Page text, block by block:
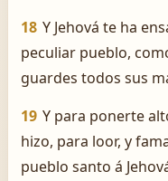
18 Y Jehová te ha
peculiar pueblo,
guardes todos sus
19 Y para ponerte
hizo, para loor, y
pueblo santo á